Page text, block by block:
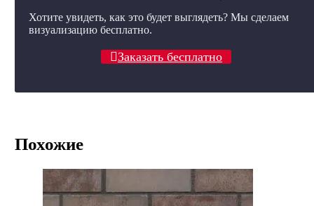
Хотите увидеть, как это будет выглядеть? Мы сделаем
визуализацию бесплатно.
Заказать бесплатно
Похожие